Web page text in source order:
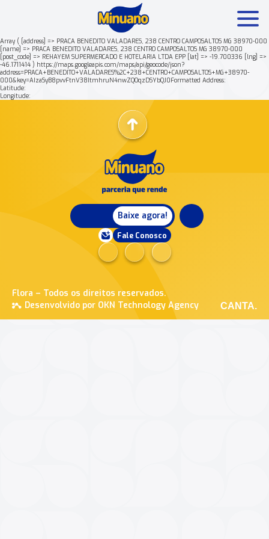
Array ( [address] => PRACA BENEDITO VALADARES, 238 CENTRO CAMPOSALTOS MG 38970-000
[name] => PRACA BENEDITO VALADARES, 238 CENTRO CAMPOSALTOS MG 38970-000
[post_code] => REHAYEM SUPERMERCADO E HOTELARIA LTDA EPP [lat] => -19.700336 [lng] =>
-46.1711414 ) https://maps.googleapis.com/maps/api/geocode/json?
address=PRACA+BENEDITO+VALADARES%2C+238+CENTRO+CAMPOSALTOS+MG+38970-
000&key=AIzaSyB8pvvFtnV38ItmhruN4nwZQOqzDSYbQJ0Formatted Address:
Latitude:
Longitude:
Baixe agora!
Fale Conosco
Flora – Todos os direitos reservados.
Desenvolvido por OKN Technology Agency
CANTA.
Mais buscados: Produtos Minuano Rende +
Nossa história